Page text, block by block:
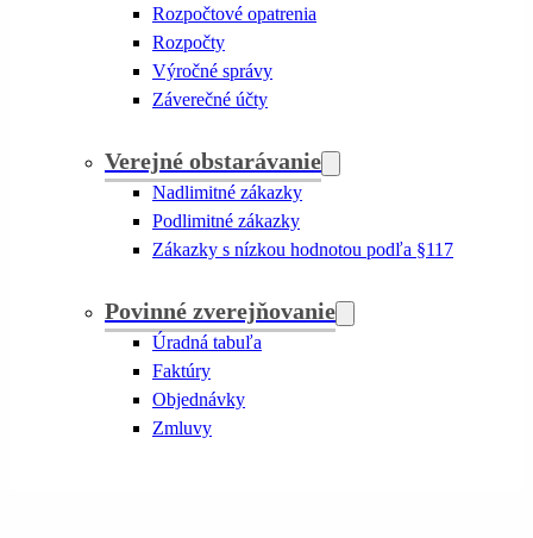
Rozpočtové opatrenia
Rozpočty
Výročné správy
Záverečné účty
Verejné obstarávanie
Nadlimitné zákazky
Podlimitné zákazky
Zákazky s nízkou hodnotou podľa §117
Povinné zverejňovanie
Úradná tabuľa
Faktúry
Objednávky
Zmluvy